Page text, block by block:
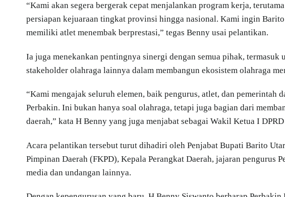
“Kami akan segera bergerak cepat menjalankan program kerja,
persiapan kejuaraan tingkat provinsi hingga nasional. Kami ingin
memiliki atlet menembak berprestasi,” tegas Benny usai pelantikan.
Ia juga menekankan pentingnya sinergi dengan semua pihak, termasuk
stakeholder olahraga lainnya dalam membangun ekosistem olahraga
“Kami mengajak seluruh elemen, baik pengurus, atlet, dan pemerintah
Perbakin. Ini bukan hanya soal olahraga, tetapi juga bagian dari
daerah,” kata H Benny yang juga menjabat sebagai Wakil Ketua I
Acara pelantikan tersebut turut dihadiri oleh Penjabat Bupati Barito
Pimpinan Daerah (FKPD), Kepala Perangkat Daerah, jajaran pengurus
media dan undangan lainnya.